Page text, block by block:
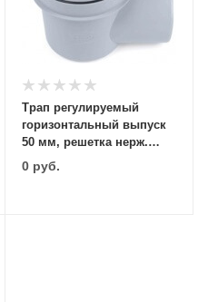
Трап регулируемый
горизонтальный выпуск
50 мм, решетка нерж.
100х100 мм, сухой затвор
0руб.